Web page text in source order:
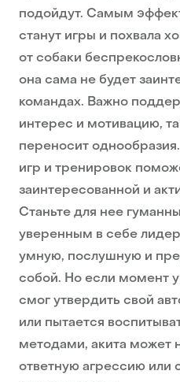
подойдут. Самым
станут игры и похвала
от собаки
она сама не будет
командах. Важно
интерес и мотивацию,
переносит
игр и тренировок
заинтересованной и
Станьте для нее
уверенным в себе
умную, послушную и
собой. Но если момент
смог утвердить свой
или пытается
методами, акита может
ответную агрессию или